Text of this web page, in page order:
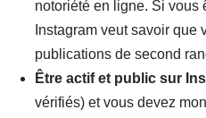
notoriété en ligne. Si vous
Instagram veut savoir
publications de second
Être actif et public sur
vérifiés) et vous devez